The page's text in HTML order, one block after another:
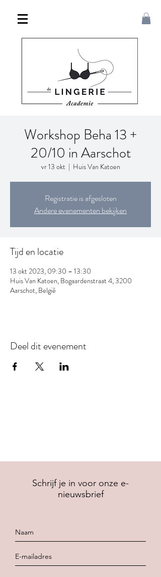
Workshop Beha 13 +
20/10 in Aarschot
vr 13 okt
  |
Huis Van Katoen
Registratie is afgesloten
Andere evenementen bekijken
Tijd en locatie
13 okt 2023, 09:30 – 13:30
Huis Van Katoen, Bogaardenstraat 4, 3200
Aarschot, België
Deel dit evenement
Schrijf je in voor onze e-
nieuwsbrief